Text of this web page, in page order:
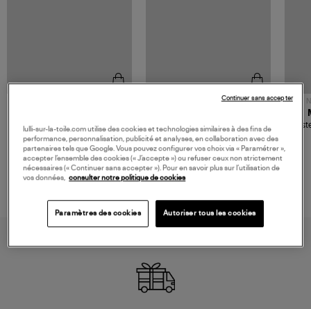
480,00 €
Sac Bobi S Cuir Lamé
Champagne
NOUVELLE COLLECTION
189,00 €
Mocassins Killian Sport
Mousse
lulli-sur-la-toile.com utilise des cookies et technologies similaires à des fins de
performance, personnalisation, publicité et analyses, en collaboration avec des
partenaires tels que Google. Vous pouvez configurer vos choix via « Paramétrer »,
accepter l’ensemble des cookies (« J’accepte ») ou refuser ceux non strictement
nécessaires (« Continuer sans accepter »). Pour en savoir plus sur l’utilisation de
vos données, consulter notre politique de cookies
Paramètres des cookies Autoriser tous les cookies
Continuer sans accepter